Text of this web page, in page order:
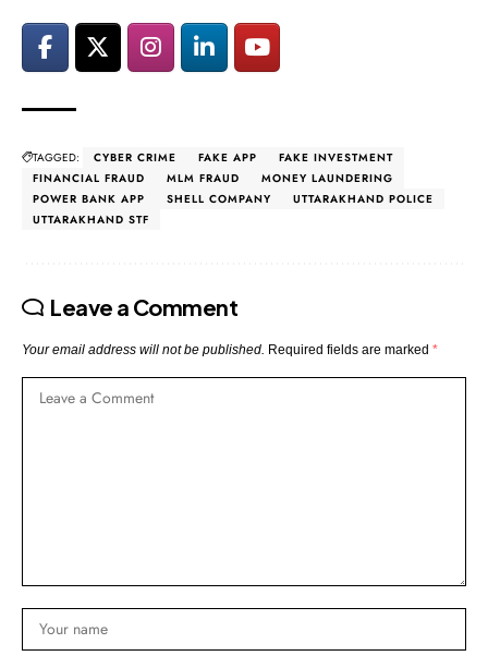
TAGGED: CYBER CRIME FAKE APP
FAKE INVESTMENT
FINANCIAL FRAUD
MLM FRAUD
MONEY LAUNDERING
POWER BANK APP
SHELL COMPANY
UTTARAKHAND POLICE
UTTARAKHAND STF
Leave a Comment
Your email address will not be published. Required fields are marked *